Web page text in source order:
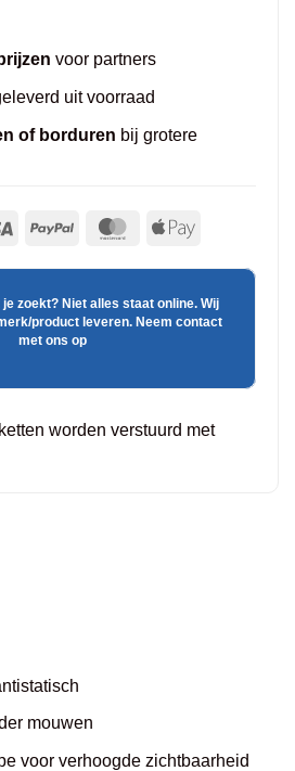
voor partners
uit voorraad
of borduren bij grotere
zoekt? Niet alles staat online. Wij
product leveren. Neem contact
met ons op
worden verstuurd met
mouwen
voor verhoogde zichtbaarheid